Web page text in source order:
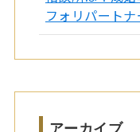
フォリパート
アーカイブ